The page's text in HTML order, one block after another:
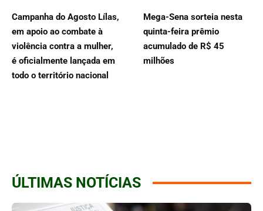
Campanha do Agosto Lílas,
em apoio ao combate à
violência contra a mulher,
é oficialmente lançada em
todo o território nacional
Mega-Sena sorteia nesta
quinta-feira prêmio
acumulado de R$ 45
milhões
ÚLTIMAS NOTÍCIAS